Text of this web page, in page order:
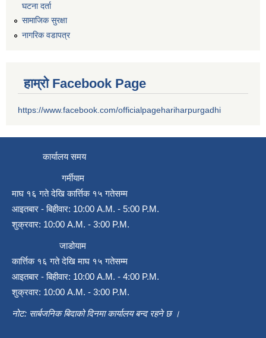
घटना दर्ता
सामाजिक सुरक्षा
नागरिक वडापत्र
हाम्रो Facebook Page
https://www.facebook.com/officialpagehariharpurgadhi
कार्यालय समय
गर्मीयाम
माघ १६ गते देखि कार्त्तिक १५ गतेसम्म
आइतबार - बिहीवार: 10:00 A.M. - 5:00 P.M.
शुक्रवार: 10:00 A.M. - 3:00 P.M.
जाडोयाम
कार्त्तिक १६ गते देखि माघ १५ गतेसम्म
आइतबार - बिहीवार: 10:00 A.M. - 4:00 P.M.
शुक्रवार: 10:00 A.M. - 3:00 P.M.
नोट: सार्बजनिक बिदाको दिनमा कार्यालय बन्द रहने छ ।